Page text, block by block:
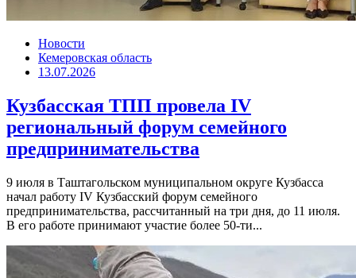
Новости
Кемеровская область
13.07.2026
Кузбасская ТПП провела IV
региональный форум семейного
предпринимательства
9 июля в Таштагольском муниципальном округе Кузбасса
начал работу IV Кузбасский форум семейного
предпринимательства, рассчитанный на три дня, до 11 июля.
В его работе принимают участие более 50-ти...